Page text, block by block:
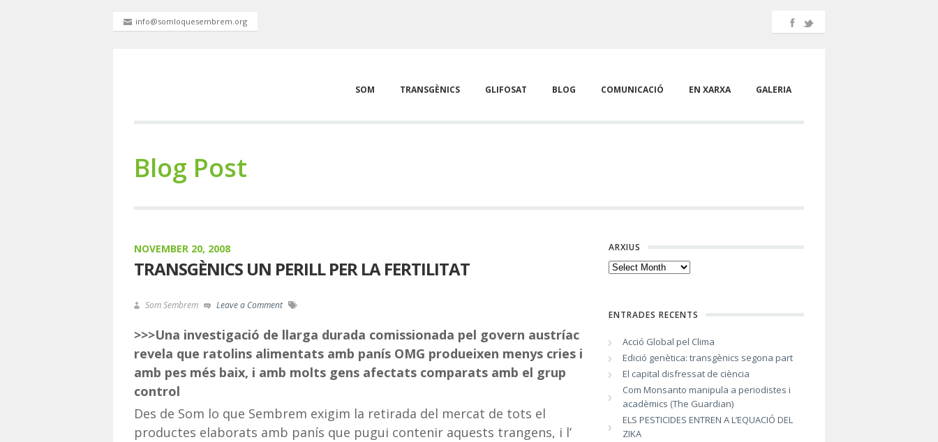
info@somloquesembrem.org
SOM TRANSGÈNICS GLIFOSAT BLOG COMUNICACIÓ EN XARXA GALERIA
Blog Post
NOVEMBER 20, 2008
TRANSGÈNICS UN PERILL PER LA FERTILITAT
Som Sembrem Leave a Comment
>>>Una investigació de llarga durada comissionada pel govern austríac
revela que ratolins alimentats amb panís OMG produeixen menys cries i
amb pes més baix, i amb molts gens afectats comparats amb el grup
control
Des de Som lo que Sembrem exigim la retirada del mercat de tots el
productes elaborats amb panís que pugui contenir aquests trangens, i l’
ARXIUS
Arxius
ENTRADES RECENTS
Acció Global pel Clima
Edició genètica: transgènics segona part
El capital disfressat de ciència
Com Monsanto manipula a periodistes i
acadèmics (The Guardian)
ELS PESTICIDES ENTREN A L’EQUACIÓ DEL
ZIKA